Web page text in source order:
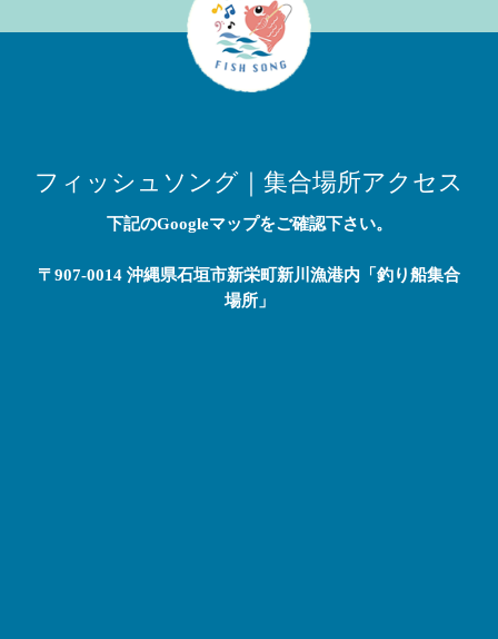
フィッシュソング｜集合場所アクセス
下記のGoogleマップをご確認下さい。
〒907-0014 沖縄県石垣市新栄町新川漁港内「釣り船集合
場所」